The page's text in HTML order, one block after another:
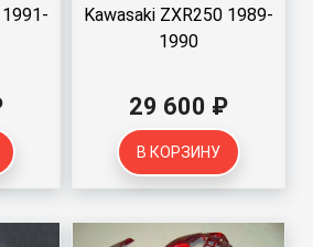
Kawasaki ZXR250 1989-
1990
29 600 ₽
В КОРЗИНУ